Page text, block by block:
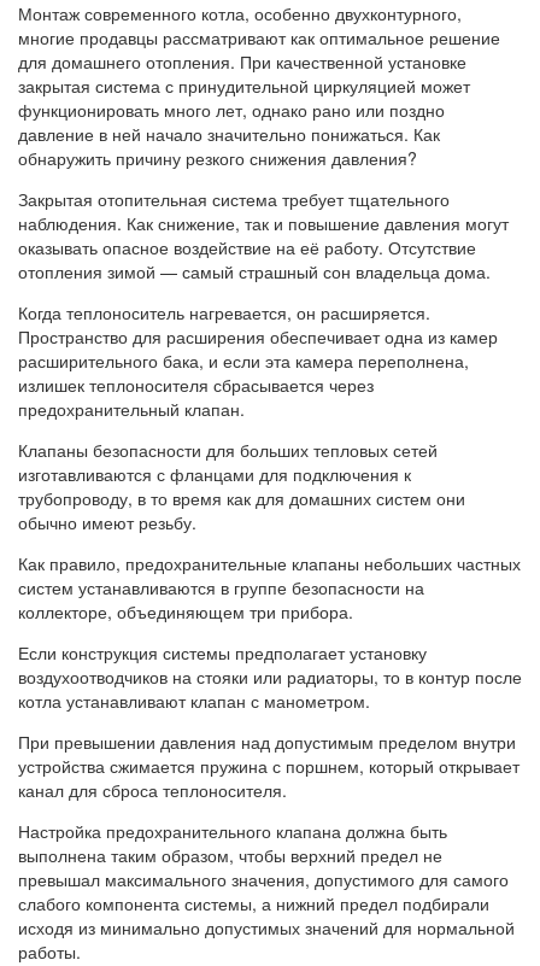
Монтаж современного котла, особенно двухконтурного,
многие продавцы рассматривают как оптимальное решение
для домашнего отопления. При качественной установке
закрытая система с принудительной циркуляцией может
функционировать много лет, однако рано или поздно
давление в ней начало значительно понижаться. Как
обнаружить причину резкого снижения давления?
Закрытая отопительная система требует тщательного
наблюдения. Как снижение, так и повышение давления могут
оказывать опасное воздействие на её работу. Отсутствие
отопления зимой — самый страшный сон владельца дома.
Когда теплоноситель нагревается, он расширяется.
Пространство для расширения обеспечивает одна из камер
расширительного бака, и если эта камера переполнена,
излишек теплоносителя сбрасывается через
предохранительный клапан.
Клапаны безопасности для больших тепловых сетей
изготавливаются с фланцами для подключения к
трубопроводу, в то время как для домашних систем они
обычно имеют резьбу.
Как правило, предохранительные клапаны небольших частных
систем устанавливаются в группе безопасности на
коллекторе, объединяющем три прибора.
Если конструкция системы предполагает установку
воздухоотводчиков на стояки или радиаторы, то в контур после
котла устанавливают клапан с манометром.
При превышении давления над допустимым пределом внутри
устройства сжимается пружина с поршнем, который открывает
канал для сброса теплоносителя.
Настройка предохранительного клапана должна быть
выполнена таким образом, чтобы верхний предел не
превышал максимального значения, допустимого для самого
слабого компонента системы, а нижний предел подбирали
исходя из минимально допустимых значений для нормальной
работы.